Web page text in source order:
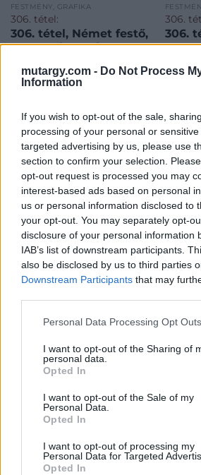
mutargy.com - Do Not Process
Information
If you wish to opt-out of the sale,
processing of your personal or
targeted advertising by us, please use
section to confirm your selection.
opt-out request is processed you may
interest-based ads based on personal
us or personal information disclosed to
your opt-out. You may separately opt-
disclosure of your personal information
IAB’s list of downstream participants.
also be disclosed by us to third parties
Downstream Participants that may
Personal Data Processing Opt Outs
I want to opt-out of the Sharing of
personal data.
Opted In
I want to opt-out of the Sale of my
Personal Data.
Opted In
I want to opt-out of processing my
Personal Data for Targeted
Opted In
FESTMÉNY, GRAFIKA
306. tétel:
306. tétel, Német festő,
18. sz.: Pihenő jószágok
Aukció:
Régi mesterek és 19. századi
festmények
Aukció időpontja: 2016-05-31
17:00
MEGTEKINTEM
306.
306.
Béla
Béla,
Régi
Aukció
17:00
FESTMÉNY, GRAFIKA
307. tétel: